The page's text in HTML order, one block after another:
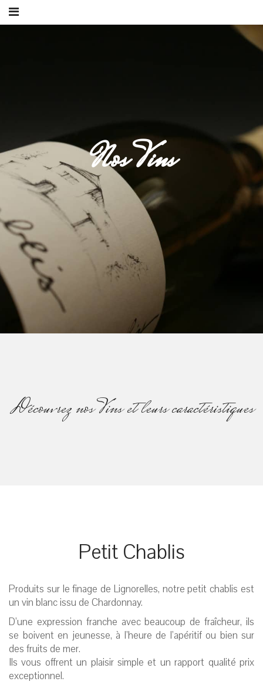
Nos Vins
Découvrez nos Vins et leurs caractéristiques
Petit Chablis
Produits sur le finage de Lignorelles, notre petit chablis est
un vin blanc issu de Chardonnay.
D’une expression franche avec beaucoup de fraîcheur, ils
se boivent en jeunesse, à l’heure de l’apéritif ou bien sur
des fruits de mer.
Ils vous offrent un plaisir simple et un rapport qualité prix
exceptionnel.